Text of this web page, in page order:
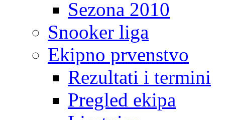
Sezona 2010
Snooker liga
Ekipno prvenstvo
Rezultati i termini
Pregled ekipa